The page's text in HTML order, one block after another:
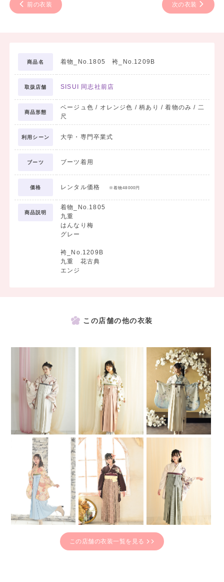
前の衣装 次の衣装
商品名 着物_No.1805 袴_No.1209B
取扱店舗 SISUI 同志社前店
商品形態
ベージュ色 / オレンジ色 / 柄あり / 着物のみ / 二
尺
利用シーン 大学・専門卒業式
ブーツ ブーツ着用
価格 レンタル価格 ※着物48000円
商品説明
着物_No.1805
九重
はんなり梅
グレー
袴_No.1209B
九重 花古典
エンジ
この店舗の他の衣装
この店舗の衣装一覧を見る